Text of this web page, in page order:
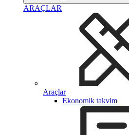
ARAÇLAR
Araçlar
Ekonomik takvim